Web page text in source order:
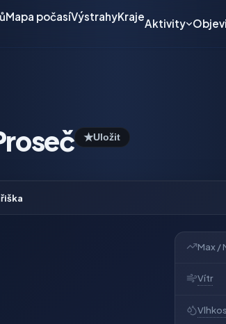
Mapa počasíVýstrahyKraje
Aktivity
★Uložit
Max /
Vítr